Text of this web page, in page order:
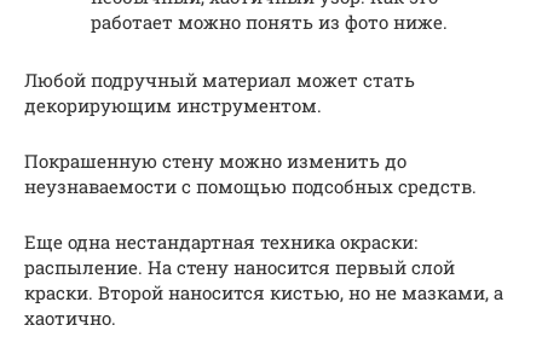
работает можно понять из фото ниже.
Любой подручный материал может стать
декорирующим инструментом.
Покрашенную стену можно изменить до
неузнаваемости с помощью подсобных средств.
Еще одна нестандартная техника окраски:
распыление. На стену наносится первый слой
краски. Второй наносится кистью, но не мазками, а
хаотично.